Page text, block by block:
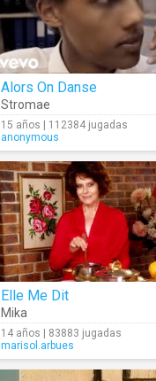
Alors On Danse
Stromae
15 años | 112384 jugadas
anonymous
Elle Me Dit
Mika
14 años | 83883 jugadas
marisol.arbues